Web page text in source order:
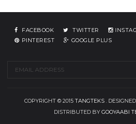
FACEBOOK TWITTER
PINTEREST
GOOGLE PLUS
COPYRIGHT © 2015 TANGTEKS .
DISTRIBUTED BY GOOYAABI